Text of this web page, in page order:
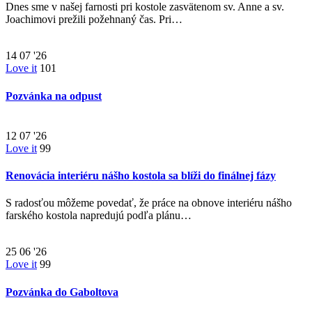
Dnes sme v našej farnosti pri kostole zasvätenom sv. Anne a sv.
Joachimovi prežili požehnaný čas. Pri…
14 07 '26
Love it 101
Pozvánka na odpust
12 07 '26
Love it 99
Renovácia interiéru nášho kostola sa blíži do finálnej fázy
S radosťou môžeme povedať, že práce na obnove interiéru nášho
farského kostola napredujú podľa plánu…
25 06 '26
Love it 99
Pozvánka do Gaboltova